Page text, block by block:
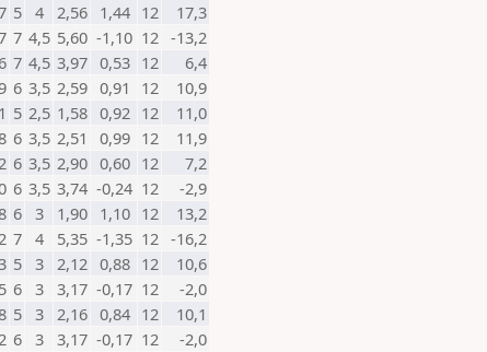
5 4 2,56 1,44 12
17,3
7 4,5 5,60 -1,10 12 -13,2
7 4,5 3,97 0,53 12
6,4
6 3,5 2,59 0,91 12
10,9
5 2,5 1,58 0,92 12
11,0
6 3,5 2,51 0,99 12
11,9
6 3,5 2,90 0,60 12
7,2
6 3,5 3,74 -0,24 12
-2,9
6 3 1,90 1,10 12
13,2
7 4 5,35 -1,35 12 -16,2
5 3 2,12 0,88 12
10,6
6 3 3,17 -0,17 12
-2,0
5 3 2,16 0,84 12
10,1
6 3 3,17 -0,17 12
-2,0